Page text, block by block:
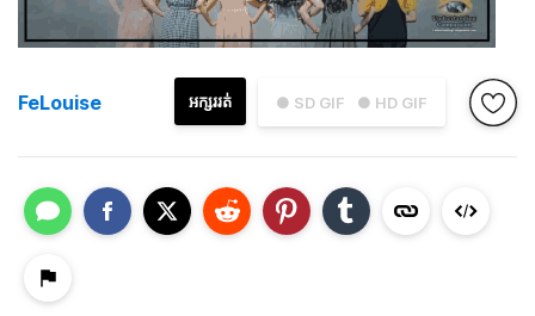
● SD GIF ● HD GIF
អក្សររត់
FeLouise